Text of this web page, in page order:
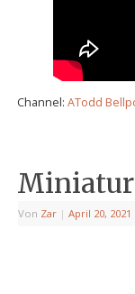
Channel: ATodd
Von Zar | April 20, 2021